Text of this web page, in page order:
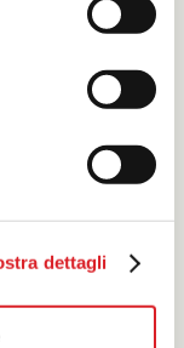
dettagli
con